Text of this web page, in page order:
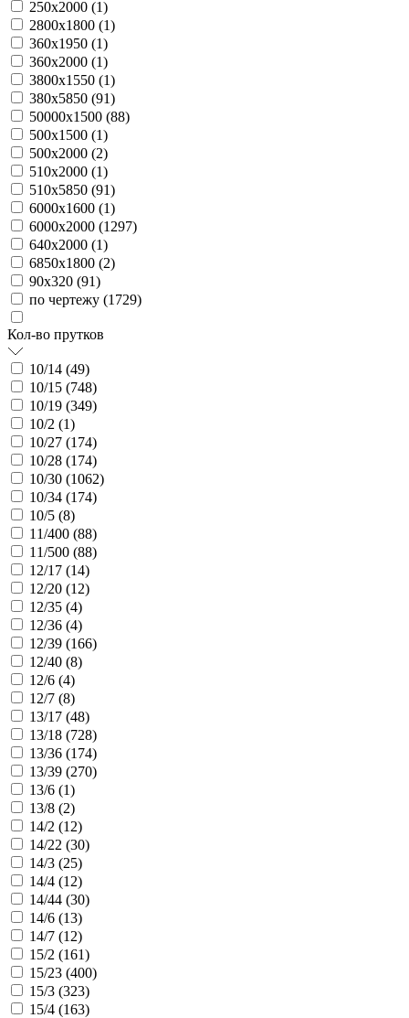
250х2000 (1)
2800х1800 (1)
360х1950 (1)
360х2000 (1)
3800х1550 (1)
380х5850 (91)
50000х1500 (88)
500х1500 (1)
500х2000 (2)
510х2000 (1)
510х5850 (91)
6000х1600 (1)
6000х2000 (1297)
640х2000 (1)
6850х1800 (2)
90х320 (91)
по чертежу (1729)
Кол-во прутков
10/14 (49)
10/15 (748)
10/19 (349)
10/2 (1)
10/27 (174)
10/28 (174)
10/30 (1062)
10/34 (174)
10/5 (8)
11/400 (88)
11/500 (88)
12/17 (14)
12/20 (12)
12/35 (4)
12/36 (4)
12/39 (166)
12/40 (8)
12/6 (4)
12/7 (8)
13/17 (48)
13/18 (728)
13/36 (174)
13/39 (270)
13/6 (1)
13/8 (2)
14/2 (12)
14/22 (30)
14/3 (25)
14/4 (12)
14/44 (30)
14/6 (13)
14/7 (12)
15/2 (161)
15/23 (400)
15/3 (323)
15/4 (163)